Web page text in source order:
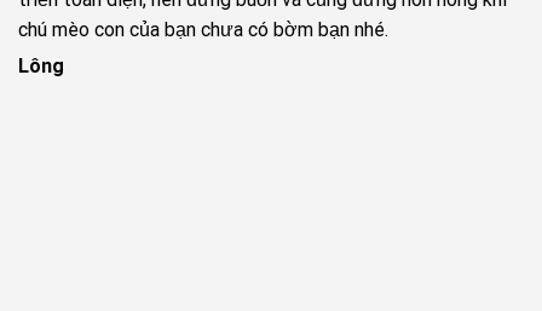
chú mèo con của bạn chưa có bờm bạn nhé.
Lông